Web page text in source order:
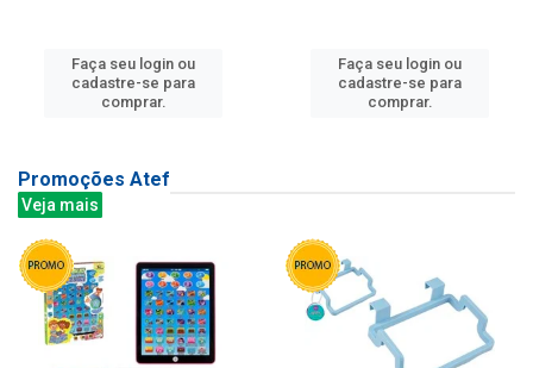
Faça seu login ou
cadastre-se para
comprar.
Faça seu login ou
cadastre-se para
comprar.
Promoções Atef
Veja mais